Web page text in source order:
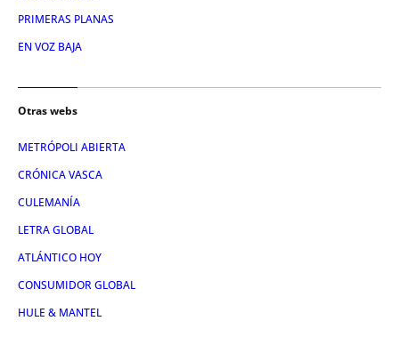
PRIMERAS PLANAS
EN VOZ BAJA
Otras webs
METRÓPOLI ABIERTA
CRÓNICA VASCA
CULEMANÍA
LETRA GLOBAL
ATLÁNTICO HOY
CONSUMIDOR GLOBAL
HULE & MANTEL